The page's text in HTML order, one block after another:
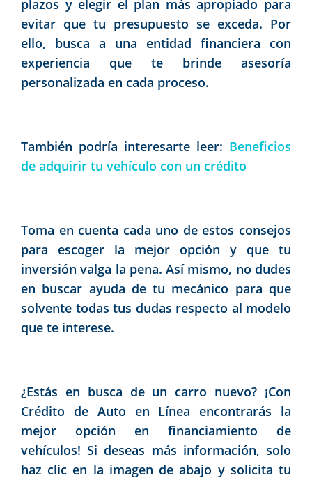
plazos y elegir el plan más apropiado para
evitar que tu presupuesto se exceda. Por
ello, busca a una entidad financiera con
experiencia que te brinde asesoría
personalizada en cada proceso.
También podría interesarte leer: Beneficios
de adquirir tu vehículo con un crédito
Toma en cuenta cada uno de estos consejos
para escoger la mejor opción y que tu
inversión valga la pena. Así mismo, no dudes
en buscar ayuda de tu mecánico para que
solvente todas tus dudas respecto al modelo
que te interese.
¿Estás en busca de un carro nuevo? ¡Con
Crédito de Auto en Línea encontrarás la
mejor opción en financiamiento de
vehículos! Si deseas más información, solo
haz clic en la imagen de abajo y solicita tu